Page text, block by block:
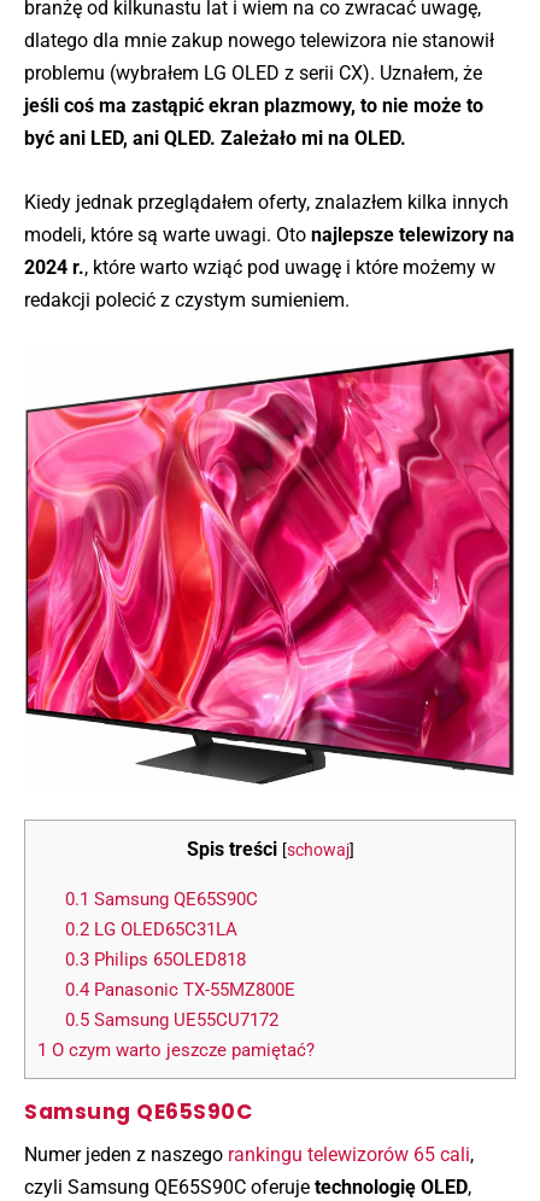
branżę od kilkunastu lat i wiem na co zwracać uwagę,
dlatego dla mnie zakup nowego telewizora nie stanowił
problemu (wybrałem LG OLED z serii CX). Uznałem, że
jeśli coś ma zastąpić ekran plazmowy, to nie może to
być ani LED, ani QLED. Zależało mi na OLED.
Kiedy jednak przeglądałem oferty, znalazłem kilka innych
modeli, które są warte uwagi. Oto najlepsze telewizory na
2024 r., które warto wziąć pod uwagę i które możemy w
redakcji polecić z czystym sumieniem.
Spis treści [schowaj]
0.1 Samsung QE65S90C
0.2LG OLED65C31LA
0.3Philips 65OLED818
0.4Panasonic TX-55MZ800E
0.5Samsung UE55CU7172
1 O czym warto jeszcze pamiętać?
Samsung QE65S90C
Numer jeden z naszego rankingu telewizorów 65 cali,
czyli Samsung QE65S90C oferuje technologię OLED,